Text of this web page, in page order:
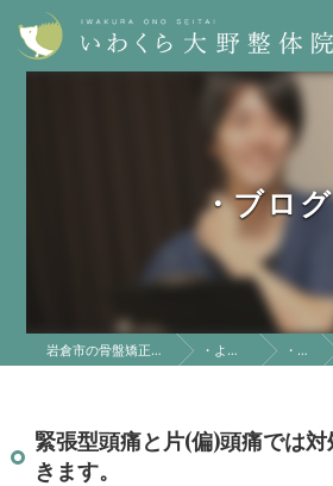
・ブログ
岩倉市の骨盤矯正はいわくら大野整体院 ・よくある質問 ・ブログ
緊張型頭痛と片(偏)頭痛では
きます。